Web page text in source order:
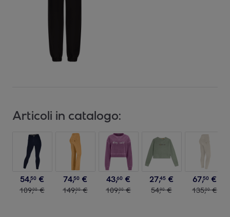
Articoli in catalogo:
54,50 €
109,00 €
74,50 €
149,00 €
43,60 €
109,00 €
27,45 €
54,90 €
67,50 €
135,00 €